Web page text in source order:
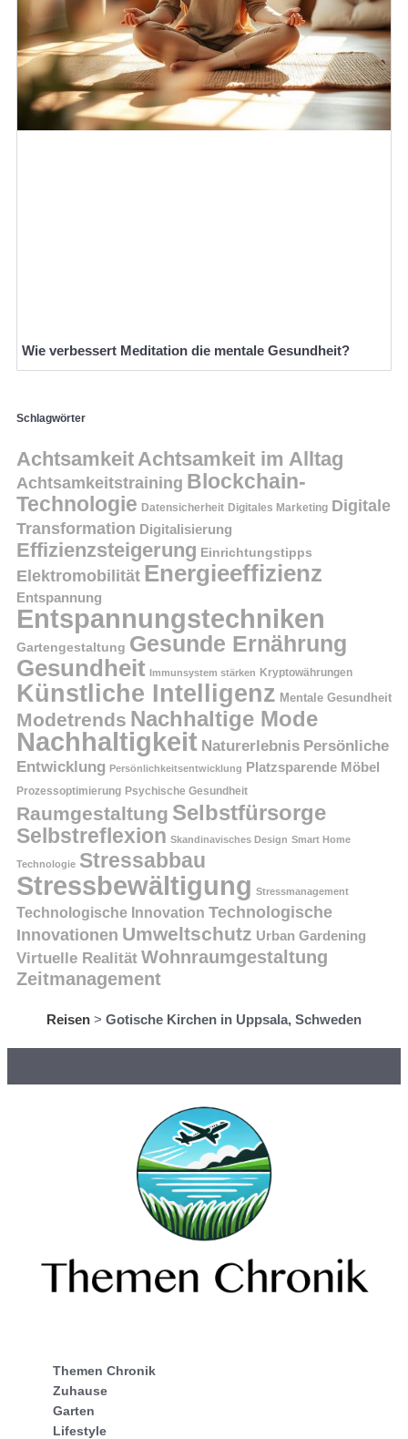
Wie verbessert Meditation die mentale Gesundheit?
Schlagwörter
Achtsamkeit Achtsamkeit im Alltag
Achtsamkeitstraining Blockchain-
Technologie Datensicherheit Digitales Marketing Digitale
Transformation Digitalisierung
Effizienzsteigerung Einrichtungstipps
Elektromobilität Energieeffizienz
Entspannung
Entspannungstechniken
Gartengestaltung Gesunde Ernährung
Gesundheit Immunsystem stärken Kryptowährungen
Künstliche Intelligenz Mentale Gesundheit
Modetrends Nachhaltige Mode
Nachhaltigkeit Naturerlebnis Persönliche
Entwicklung Persönlichkeitsentwicklung Platzsparende Möbel
Prozessoptimierung Psychische Gesundheit
Raumgestaltung Selbstfürsorge
Selbstreflexion Skandinavisches Design Smart Home
Technologie Stressabbau
Stressbewältigung Stressmanagement
Technologische Innovation Technologische
Innovationen Umweltschutz Urban Gardening
Virtuelle Realität Wohnraumgestaltung
Zeitmanagement
Reisen > Gotische Kirchen in Uppsala, Schweden
Themen Chronik
Zuhause
Garten
Lifestyle